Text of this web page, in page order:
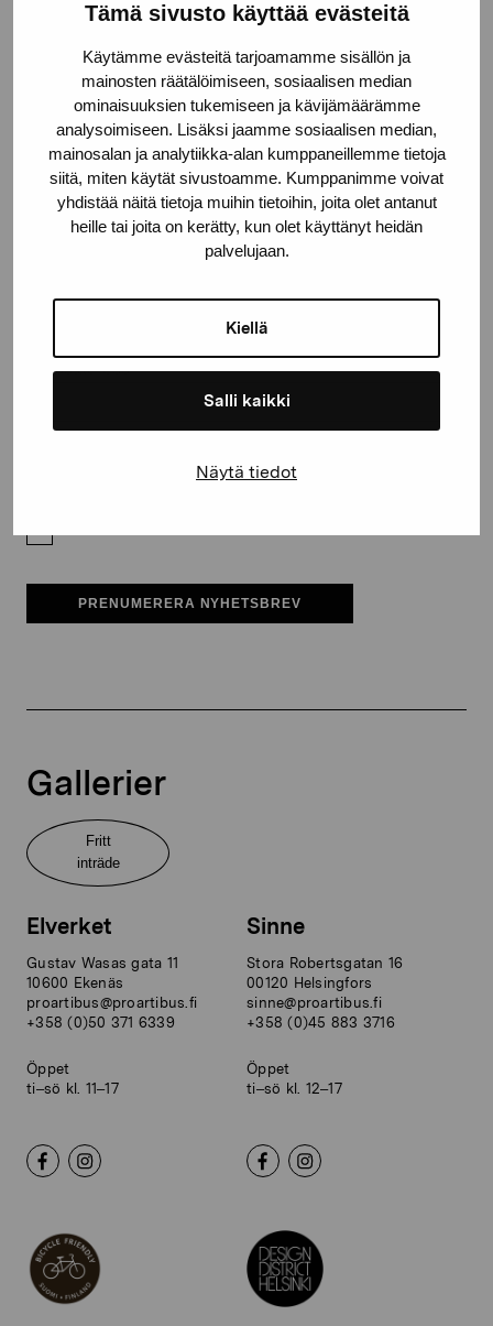
Tämä sivusto käyttää evästeitä
Käytämme evästeitä tarjoamamme sisällön ja
mainosten räätälöimiseen, sosiaalisen median
ominaisuuksien tukemiseen ja kävijämäärämme
analysoimiseen. Lisäksi jaamme sosiaalisen median,
mainosalan ja analytiikka-alan kumppaneillemme tietoja
siitä, miten käytät sivustoamme. Kumppanimme voivat
yhdistää näitä tietoja muihin tietoihin, joita olet antanut
heille tai joita on kerätty, kun olet käyttänyt heidän
palvelujaan.
Kiellä
Salli kaikki
Näytä tiedot
Håll dig uppdaterad om aktuella
utställningar och evenemang
Förnamn
E-postadress
PRENUMERERA NYHETSBREV
Gallerier
Fritt
inträde
Elverket
Gustav Wasas gata 11
10600 Ekenäs
proartibus@proartibus.fi
+358 (0)50 371 6339
Öppet
ti–sö kl. 11–17
Sinne
Stora Robertsgatan 16
00120 Helsingfors
sinne@proartibus.fi
+358 (0)45 883 3716
Öppet
ti–sö kl. 12–17